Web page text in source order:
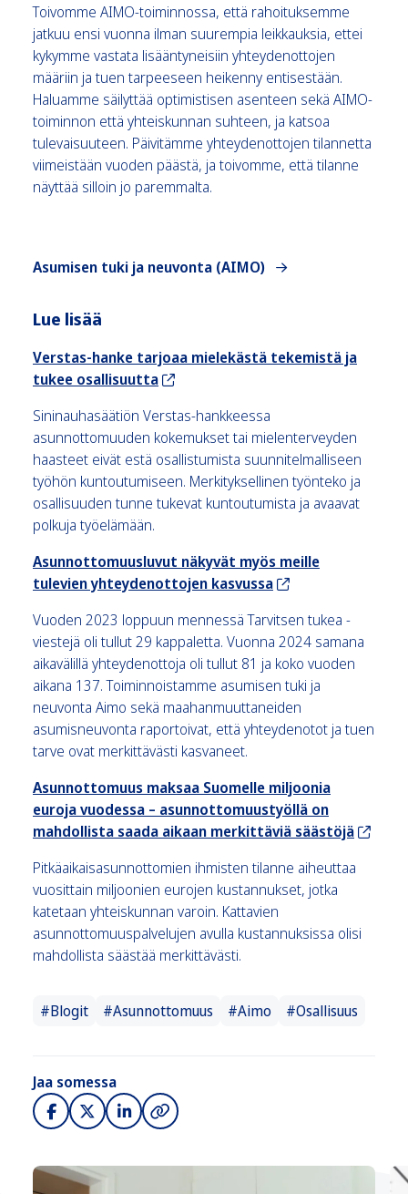
Toivomme AIMO-toiminnossa, että rahoituksemme
jatkuu ensi vuonna ilman suurempia leikkauksia, ettei
kykymme vastata lisääntyneisiin yhteydenottojen
määriin ja tuen tarpeeseen heikenny entisestään.
Haluamme säilyttää optimistisen asenteen sekä AIMO-
toiminnon että yhteiskunnan suhteen, ja katsoa
tulevaisuuteen. Päivitämme yhteydenottojen tilannetta
viimeistään vuoden päästä, ja toivomme, että tilanne
näyttää silloin jo paremmalta.
Asumisen tuki ja neuvonta (AIMO)
Lue lisää
Verstas-hanke tarjoaa mielekästä tekemistä ja
tukee osallisuutta
Sininauhasäätiön Verstas-hankkeessa
asunnottomuuden kokemukset tai mielenterveyden
haasteet eivät estä osallistumista suunnitelmalliseen
työhön kuntoutumiseen. Merkityksellinen työnteko ja
osallisuuden tunne tukevat kuntoutumista ja avaavat
polkuja työelämään.
Asunnottomuusluvut näkyvät myös meille
tulevien yhteydenottojen kasvussa
Vuoden 2023 loppuun mennessä Tarvitsen tukea -
viestejä oli tullut 29 kappaletta. Vuonna 2024 samana
aikavälillä yhteydenottoja oli tullut 81 ja koko vuoden
aikana 137. Toiminnoistamme asumisen tuki ja
neuvonta Aimo sekä maahanmuuttaneiden
asumisneuvonta raportoivat, että yhteydenotot ja tuen
tarve ovat merkittävästi kasvaneet.
Asunnottomuus maksaa Suomelle miljoonia
euroja vuodessa – asunnottomuustyöllä on
mahdollista saada aikaan merkittäviä säästöjä
Pitkäaikaisasunnottomien ihmisten tilanne aiheuttaa
vuosittain miljoonien eurojen kustannukset, jotka
katetaan yhteiskunnan varoin. Kattavien
asunnottomuuspalvelujen avulla kustannuksissa olisi
mahdollista säästää merkittävästi.
#Blogit #Asunnottomuus #Aimo #Osallisuus
Jaa somessa